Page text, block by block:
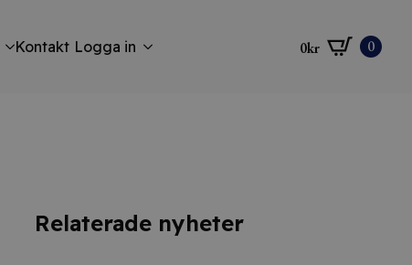
Kontakt Logga in 0kr 0
Relaterade nyheter